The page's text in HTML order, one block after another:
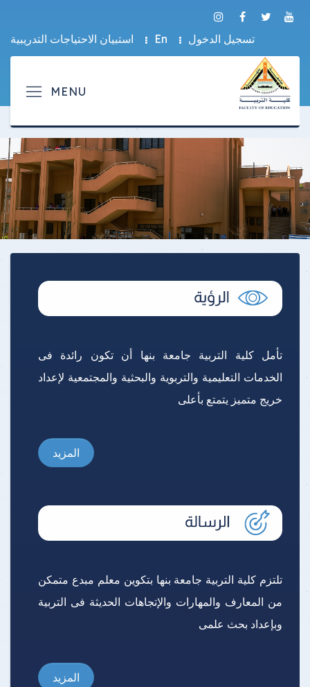
تسجيل الدخول En استبيان الاحتياجات التدريبية
تأمل كلية التربية جامعة بنها أن تكون رائدة فى
الخدمات التعليمية والتربوية والبحثية والمجتمعية لإعداد
خريج متميز يتمتع بأعلى
المزيد
تلتزم كلية التربية جامعة بنها بتكوين معلم مبدع متمكن
من المعارف والمهارات والإتجاهات الحديثة فى التربية
وبإعداد بحث علمى
المزيد